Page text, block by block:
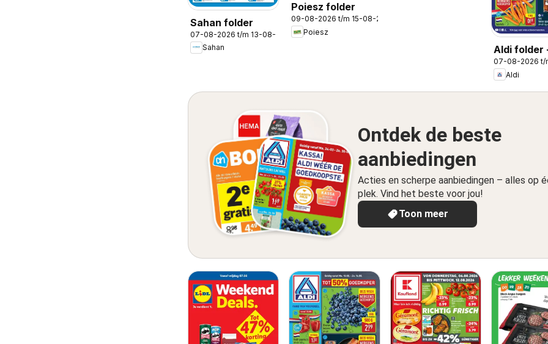
Sahan folder
07-08-2026 t/m 13-08-2026
Sahan
Poiesz folder
09-08-2026 t/m 15-08-2026
Poiesz
Aldi folder
07-08-2026 t/
Aldi
Ontdek de beste
aanbiedingen
Acties en scherpe aanbiedingen – alles op
plek. Vind het beste voor jou!
Toon meer